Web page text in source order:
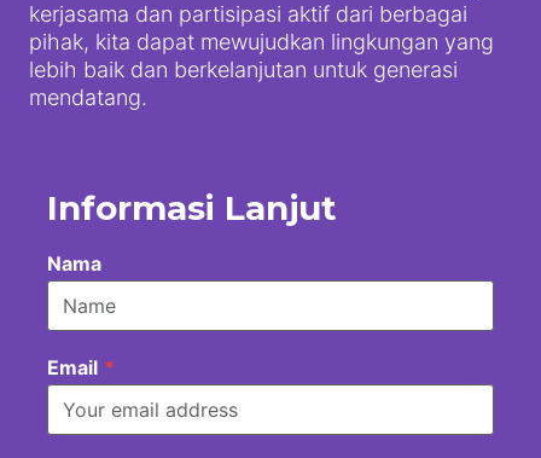
kerjasama dan partisipasi aktif dari berbagai
pihak, kita dapat mewujudkan lingkungan yang
lebih baik dan berkelanjutan untuk generasi
mendatang.
Informasi Lanjut
Nama
Email *